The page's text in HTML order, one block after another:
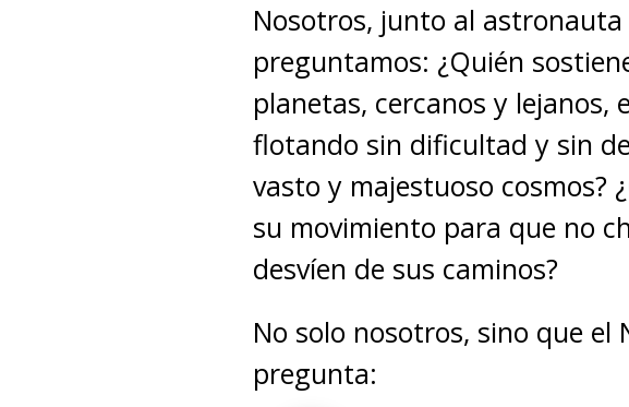
Nosotros, junto al astronauta
preguntamos: ¿Quién
planetas, cercanos y lejanos,
flotando sin dificultad y sin
vasto y majestuoso cosmos?
su movimiento para que no
desvíen de sus caminos?
No solo nosotros, sino que el
pregunta: